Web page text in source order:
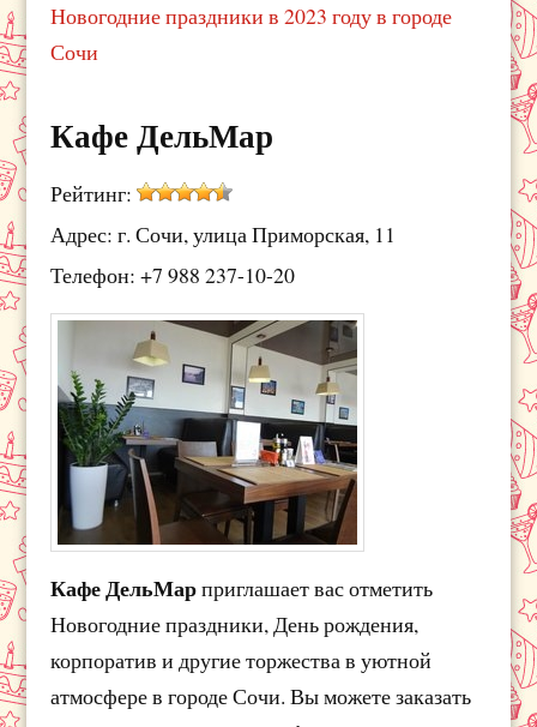
Новогодние праздники в 2023 году в городе
Сочи
Кафе ДельМар
Рейтинг:
Адрес: г. Сочи, улица Приморская, 11
Телефон: +7 988 237-10-20
Кафе ДельМарприглашает вас отметить
Новогодние праздники, День рождения,
корпоратив и другие торжества в уютной
атмосфере в городе Сочи. Вы можете заказать